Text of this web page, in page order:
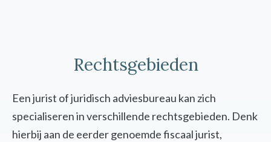
Rechtsgebieden
Een jurist of juridisch adviesbureau kan zich
specialiseren in verschillende rechtsgebieden. Denk
hierbij aan de eerder genoemde fiscaal jurist,